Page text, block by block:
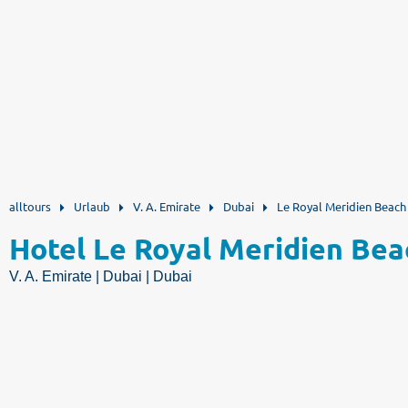
alltours Urlaub V. A. Emirate Dubai Le Royal Meridien Beach
Hotel Le Royal Meridien
V. A. Emirate | Dubai | Dubai